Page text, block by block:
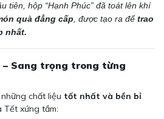
tiên, hộp “Hạnh Phúc” đã toát lên khí
quà đẳng cấp , được tạo ra đểtrao
nhất.
– Sang trọng trong từng
chất liệu tốt nhất và bền bỉ
Tết xứng tầm: